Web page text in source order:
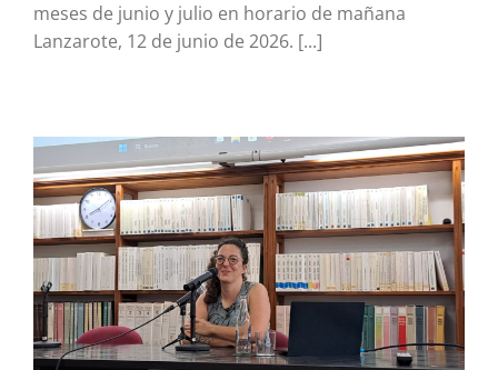
meses de junio y julio en horario de mañana
Lanzarote, 12 de junio de 2026. [...]